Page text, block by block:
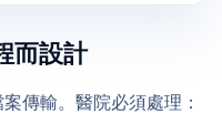
而設計
傳輸。醫院必須處理：